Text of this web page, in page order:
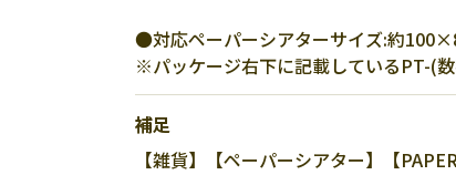
●対応ペーパーシアターサイズ:約
※パッケージ右下に記載しているPT-(
補足
【雑貨】【ペーパーシアター】【